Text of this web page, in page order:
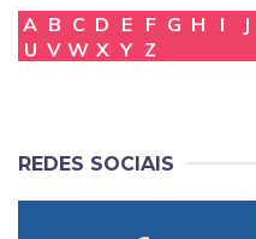
A B C D E F G H I J
U V W X Y Z
REDES SOCIAIS